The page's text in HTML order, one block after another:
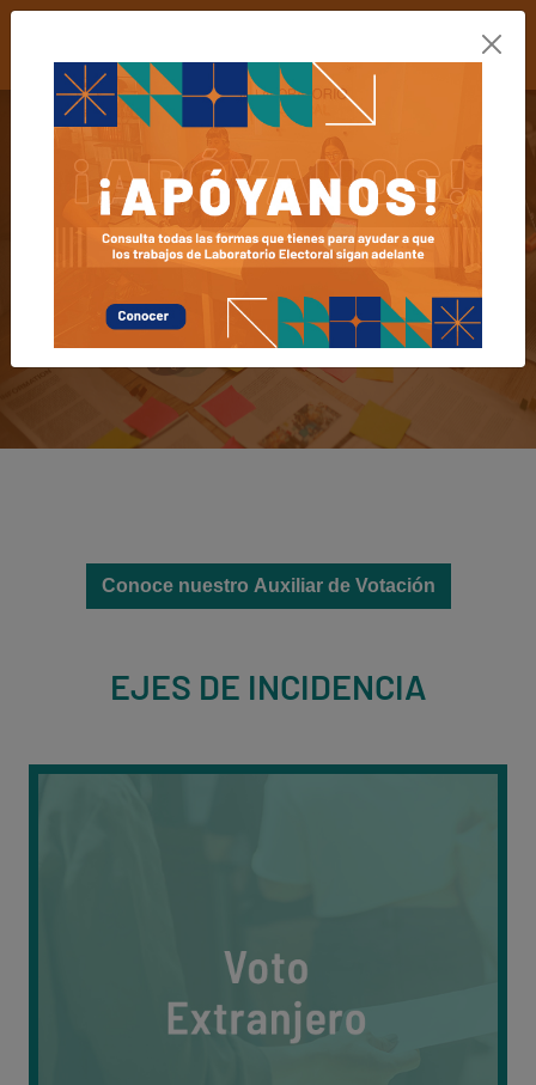
LABORATORIO
ELECTORAL
Think Tank
Conoce nuestro Auxiliar de Votación
EJES DE INCIDENCIA